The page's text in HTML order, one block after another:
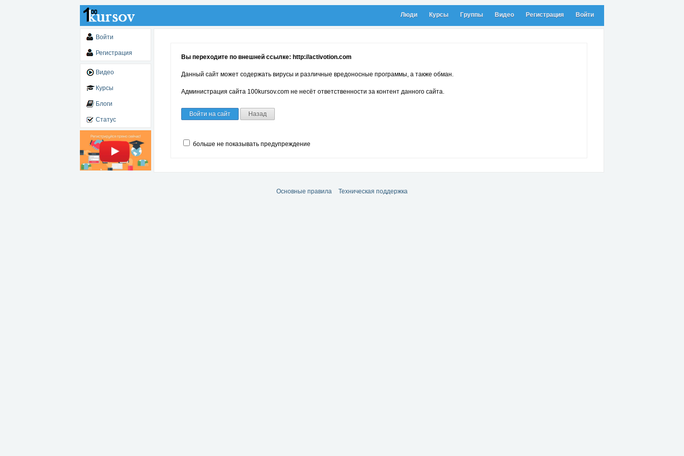
Люди Курсы Группы Видео Регистрация Войти
Войти
Регистрация
Видео
Курсы
Блоги
Статус
Вы переходите по внешней ссылке: http://activotion.com
Данный сайт может содержать вирусы и различные вредоносные программы, а также обман.
Администрация сайта 100kursov.com не несёт ответственности за контент данного сайта.
Войти на сайт Назад
больше не показывать предупреждение
Основные правила Техническая поддержка